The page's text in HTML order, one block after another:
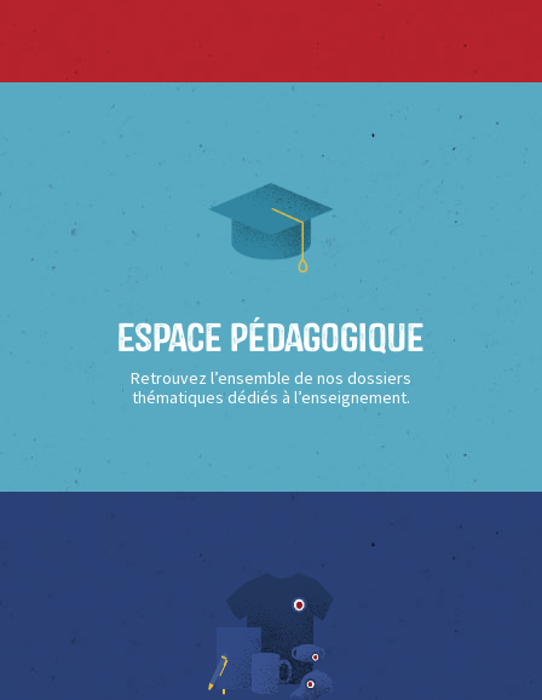
Espace Pédagogique
Retrouvez l’ensemble de nos dossiers
thématiques dédiés à l’enseignement.